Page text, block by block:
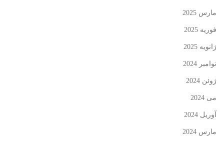
مارس 2025
فوریه 2025
ژانویه 2025
نوامبر 2024
ژوئن 2024
می 2024
آوریل 2024
مارس 2024